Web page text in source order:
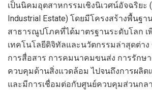
เป็นนิคมอุตสาหกรรมเชิงนิเวศน์อัจฉริยะ
Industrial Estate) โดยมีโครงสร้างพื้นฐา
สาธารณูปโภคที่ได้มาตรฐานระดับโลก เ
เทคโนโลยีดิจิทัลและนวัตกรรมล่าสุดต่าง
การสื่อสาร การคมนาคมขนส่ง การรักษ
ควบคุมด้านสิ่งแวดล้อม ไปจนถึงการผลิต
และมีการเชื่อมต่อกับศูนย์ควบคุมส่วนกล